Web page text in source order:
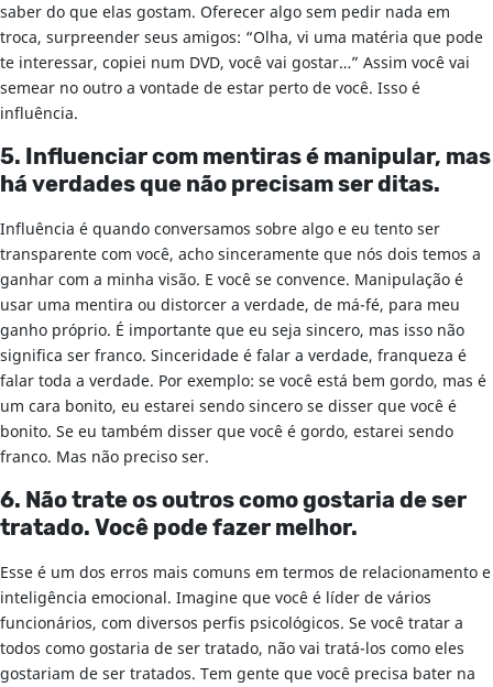
saber do que elas gostam. Oferecer algo sem pedir nada em
troca, surpreender seus amigos: “Olha, vi uma matéria que pode
te interessar, copiei num DVD, você vai gostar…” Assim você vai
semear no outro a vontade de estar perto de você. Isso é
influência.
5. Influenciar com mentiras é manipular, mas
há verdades que não precisam ser ditas.
Influência é quando conversamos sobre algo e eu tento ser
transparente com você, acho sinceramente que nós dois temos a
ganhar com a minha visão. E você se convence. Manipulação é
usar uma mentira ou distorcer a verdade, de má-fé, para meu
ganho próprio. É importante que eu seja sincero, mas isso não
significa ser franco. Sinceridade é falar a verdade, franqueza é
falar toda a verdade. Por exemplo: se você está bem gordo, mas é
um cara bonito, eu estarei sendo sincero se disser que você é
bonito. Se eu também disser que você é gordo, estarei sendo
franco. Mas não preciso ser.
6. Não trate os outros como gostaria de ser
tratado. Você pode fazer melhor.
Esse é um dos erros mais comuns em termos de relacionamento e
inteligência emocional. Imagine que você é líder de vários
funcionários, com diversos perfis psicológicos. Se você tratar a
todos como gostaria de ser tratado, não vai tratá-los como eles
gostariam de ser tratados. Tem gente que você precisa bater na